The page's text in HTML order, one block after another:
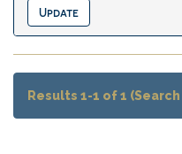
Results 1-1 of 1